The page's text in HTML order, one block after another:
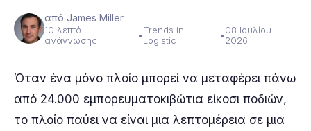
από James Miller
10 λεπτά
ανάγνωσης
•Trends in
Logistic
•08 Ιουλίου
2026
Όταν ένα μόνο πλοίο μπορεί να μεταφέρει πάνω
από 24.000 εμπορευματοκιβώτια είκοσι ποδιών,
το πλοίο παύει να είναι μια λεπτομέρεια σε μια